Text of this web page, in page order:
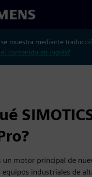
se muestra mediante
el contenido en inglés?
un motor principal de
equipos industriales de